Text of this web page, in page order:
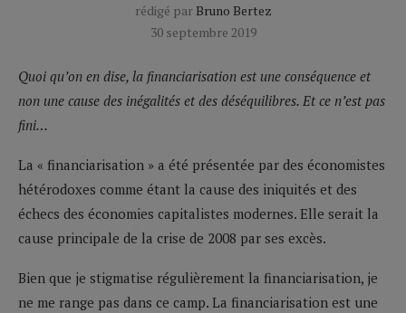
rédigé par Bruno Bertez
30 septembre 2019
Quoi qu’on en dise, la financiarisation est une conséquence et
non une cause des inégalités et des déséquilibres. Et ce n’est pas
fini…
La « financiarisation » a été présentée par des économistes
hétérodoxes comme étant la cause des iniquités et des
échecs des économies capitalistes modernes. Elle serait la
cause principale de la crise de 2008 par ses excès.
Bien que je stigmatise régulièrement la financiarisation, je
ne me range pas dans ce camp. La financiarisation est une